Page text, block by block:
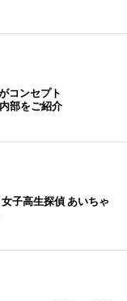
コンセプト
部をご紹介
子高生探偵 あいちゃ